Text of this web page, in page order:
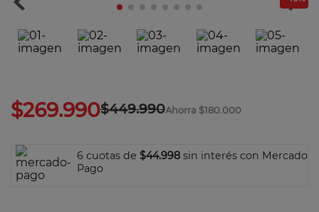
$449.990
$269.990 Ahorra $180.000
6 cuotas de $44.998 sin interés con Mercado
Pago
7.
10. excellence